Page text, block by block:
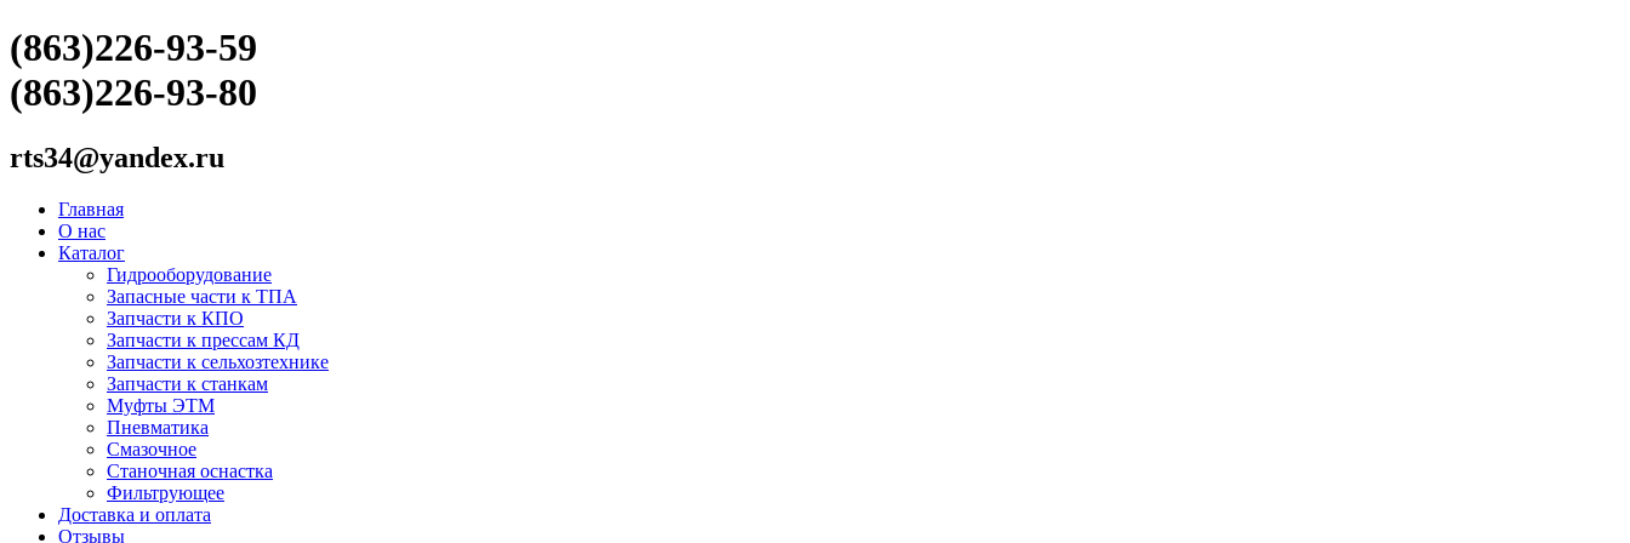
(863)226-93-59
(863)226-93-80
rts34@yandex.ru
Главная
О нас
Каталог
Гидрооборудование
Запасные части к ТПА
Запчасти к КПО
Запчасти к прессам КД
Запчасти к сельхозтехнике
Запчасти к станкам
Муфты ЭТМ
Пневматика
Смазочное
Станочная оснастка
Фильтрующее
Доставка и оплата
Отзывы